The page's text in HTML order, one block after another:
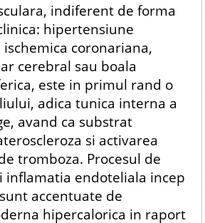
indiferent de forma
hipertensiune
coronariana,
cerebral sau boala
este in primul rand o
adica tunica interna a
avand ca substrat
si activarea
tromboza. Procesul de
inflamatia endoteliala incep
accentuate de
hipercalorica in raport